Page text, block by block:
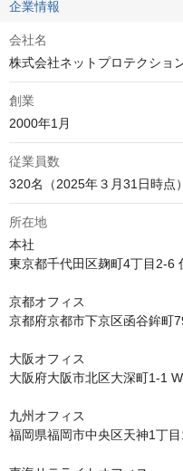
企業情報
会社名
株式会社ネットプロテクショ
創業
2000年1月
従業員数
320名（2025年３月31日時点）
所在地
本社
東京都千代田区麹町4丁目2-6
京都オフィス
京都府京都市下京区函谷鉾町
大阪オフィス
大阪府大阪市北区大深町1-1
九州オフィス
福岡県福岡市中央区天神1丁